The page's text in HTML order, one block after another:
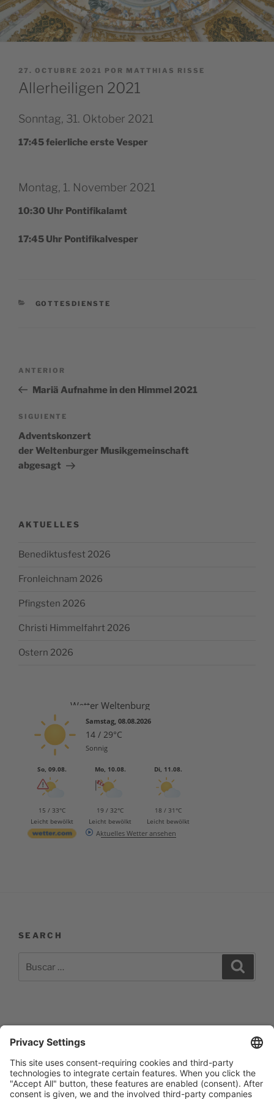
PUBLICADO
EL
27. OCTUBRE 2021 POR MATTHIAS RISSE
Allerheiligen 2021
Sonntag, 31. Oktober 2021
17:45 feier­li­che ers­te Vesper
Montag, 1. November 2021
10:30 Uhr Pontifikalamt
17:45 Uhr Pontifikalvesper
CATEGORÍAS
GOTTESDIENSTE
entradas
Entrada
anterior:
ANTERIOR
Mariä Aufnahme in den Himmel 2021
Siguiente
entrada
SIGUIENTE
Adventskonzert
der Weltenburger Musikgemeinschaft
abgesagt
AKTUELLES
Benediktusfest 2026
Fronleichnam 2026
Pfingsten 2026
Christi Himmelfahrt 2026
Ostern 2026
Wetter Weltenburg
Samstag, 08.08.2026
14 / 29°C
Sonnig
So, 09.08.
15 / 33°C
Leicht bewölkt
Mo, 10.08.
19 / 32°C
Leicht bewölkt
Di, 11.08.
18 / 31°C
Leicht bewölkt
Aktuelles Wetter ansehen
SEARCH
por:
Impressum
Barrierefreiheitserklärung